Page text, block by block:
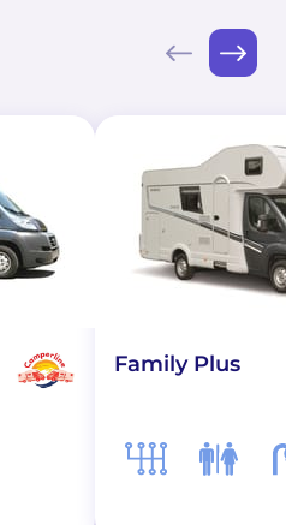
Family Plus